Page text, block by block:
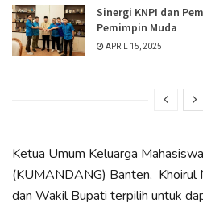
Sinergi KNPI dan
Pemimpin Muda
APRIL 15, 2025
Ketua Umum Keluarga
(KUMANDANG) Banten, Khoirul
dan Wakil Bupati terpilih untuk